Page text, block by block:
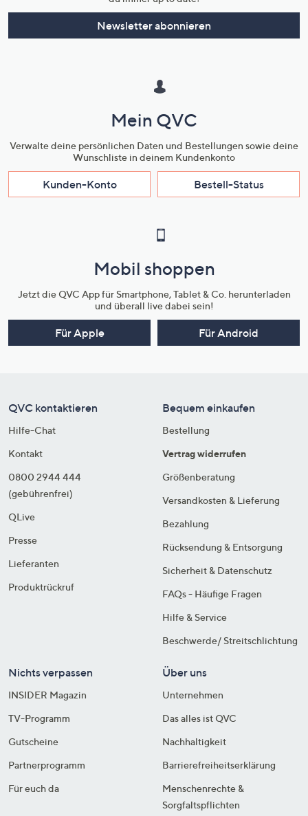
Newsletter abonnieren
Mein QVC
Verwalte deine persönlichen Daten und Bestellungen sowie deine
Wunschliste in deinem Kundenkonto
Kunden-Konto Bestell-Status
Mobil shoppen
Jetzt die QVC App für Smartphone, Tablet & Co. herunterladen
und überall live dabei sein!
Für Apple Für Android
QVC kontaktieren
Hilfe-Chat
Kontakt
0800 2944 444
(gebührenfrei)
QLive
Presse
Lieferanten
Produktrückruf
Bequem einkaufen
Bestellung
Vertrag widerrufen
Größenberatung
Versandkosten & Lieferung
Bezahlung
Rücksendung & Entsorgung
Sicherheit & Datenschutz
FAQs - Häufige Fragen
Hilfe & Service
Beschwerde/ Streitschlichtung
Nichts verpassen
INSIDER Magazin
TV-Programm
Gutscheine
Partnerprogramm
Für euch da
Über uns
Unternehmen
Das alles ist QVC
Nachhaltigkeit
Barrierefreiheitserklärung
Menschenrechte &
Sorgfaltspflichten